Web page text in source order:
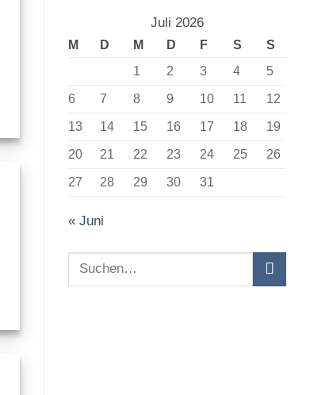
Juli 2026
M D M D F S
S
1
2 3 4 5
6 7 8 9 10 11 12
13 14 15 16 17 18 19
20 21 22 23 24 25 26
27 28 29 30 31
« Juni